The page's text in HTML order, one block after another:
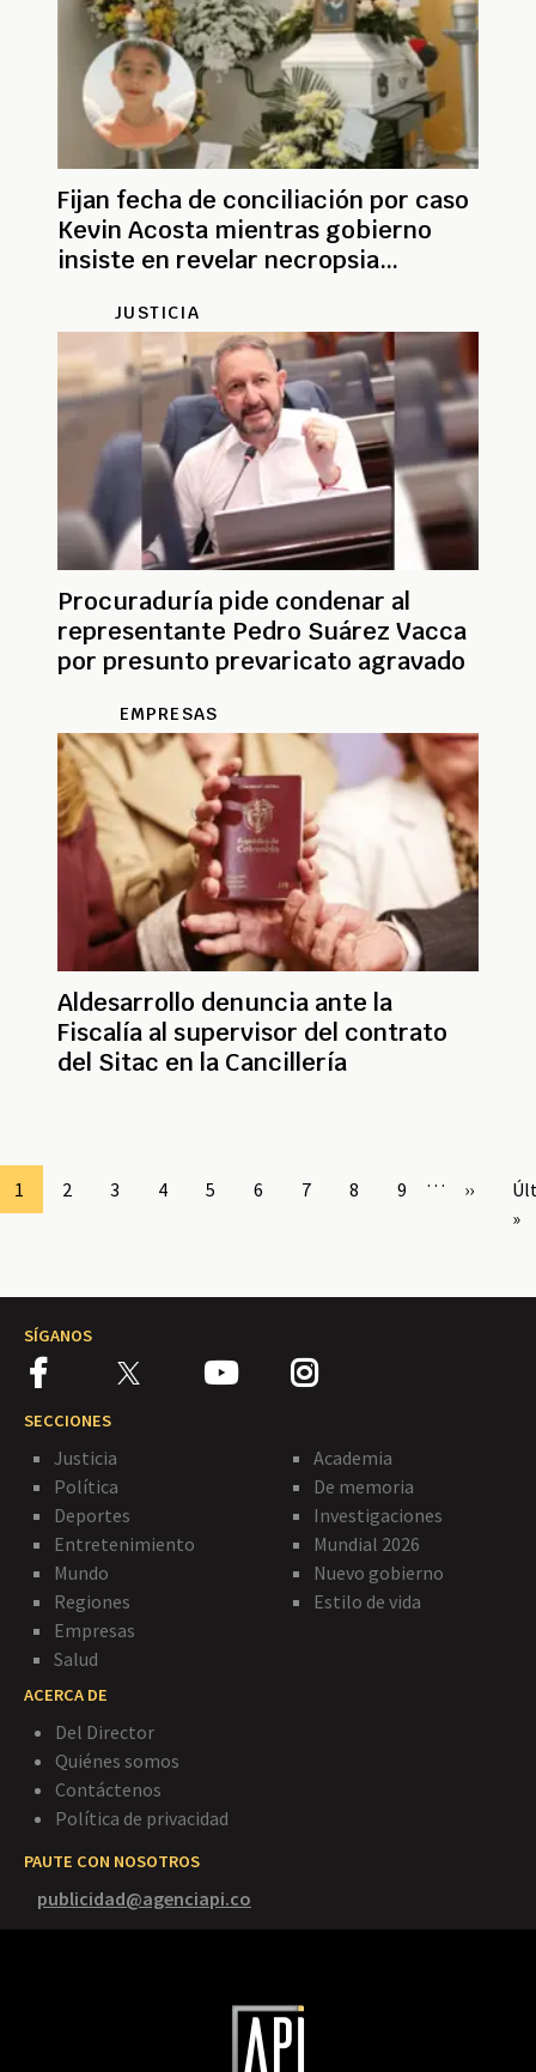
Fijan fecha de conciliación por caso
Kevin Acosta mientras gobierno
insiste en revelar necropsia
JUSTICIA
Procuraduría pide condenar al
representante Pedro Suárez Vacca
por presunto prevaricato agravado
EMPRESAS
Aldesarrollo denuncia ante la
Fiscalía al supervisor del contrato
del Sitac en la Cancillería
Page
1 Page
2 Page
3 Page
4 Page
5 Page
6 Page
7 Page
8 Page
9 …
página
››
»
SÍGANOS
SECCIONES
Justicia
Política
Deportes
Entretenimiento
Mundo
Regiones
Empresas
Salud
Academia
De memoria
Investigaciones
Mundial 2026
Nuevo gobierno
Estilo de vida
ACERCA DE
Del Director
Quiénes somos
Contáctenos
Política de privacidad
PAUTE CON NOSOTROS
publicidad@agenciapi.co